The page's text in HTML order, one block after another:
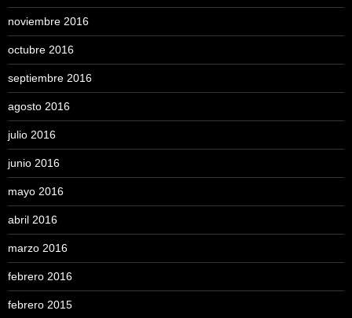
noviembre 2016
octubre 2016
septiembre 2016
agosto 2016
julio 2016
junio 2016
mayo 2016
abril 2016
marzo 2016
febrero 2016
febrero 2015